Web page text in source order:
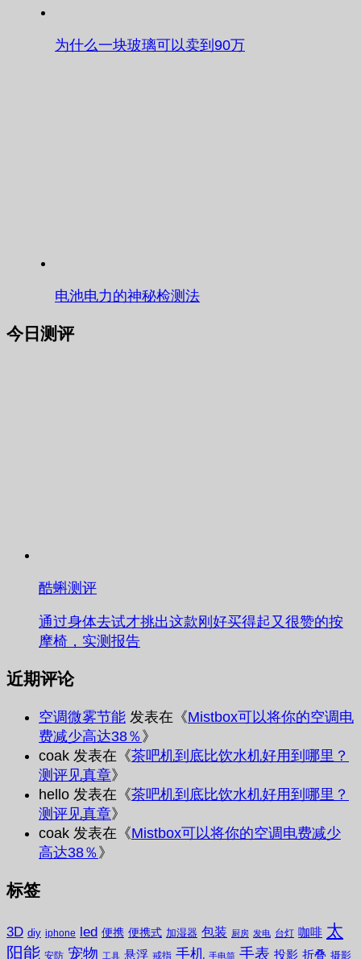
为什么一块玻璃可以卖到90万
电池电力的神秘检测法
今日测评
酷蝌测评
通过身体去试才挑出这款刚好买得起又很赞的按
摩椅，实测报告
近期评论
空调微雾节能 发表在《Mistbox可以将你的空调电
费减少高达38％ 》
coak 发表在《茶吧机到底比饮水机好用到哪里？
测评见真章》
hello 发表在《茶吧机到底比饮水机好用到哪里？
测评见真章》
coak 发表在《Mistbox可以将你的空调电费减少
高达38％ 》
标签
3D diy iphone led 便携 便携式 加湿器 包装 厨房 发电 台灯 咖啡 太
阳能 安防 宠物 工具 悬浮 戒指 手机 手电筒 手表 投影 折叠 摄影